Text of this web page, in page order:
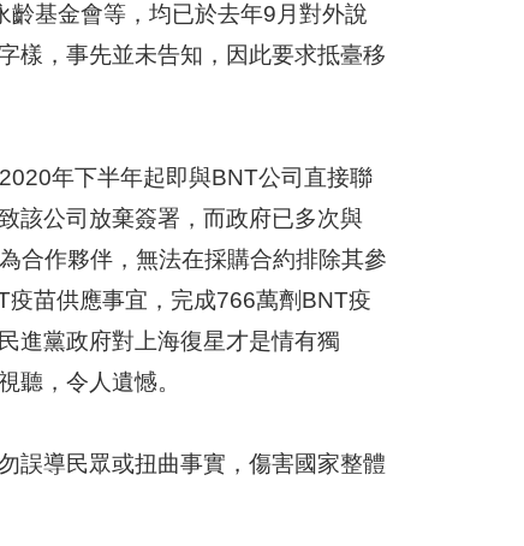
基金會等，均已於去年9月對外說
樣，事先並未告知，因此要求抵臺移
年下半年起即與BNT公司直接聯
該公司放棄簽署，而政府已多次與
合作夥伴，無法在採購合約排除其參
苗供應事宜，完成766萬劑BNT疫
進黨政府對上海復星才是情有獨
聽，令人遺憾。
誤導民眾或扭曲事實，傷害國家整體